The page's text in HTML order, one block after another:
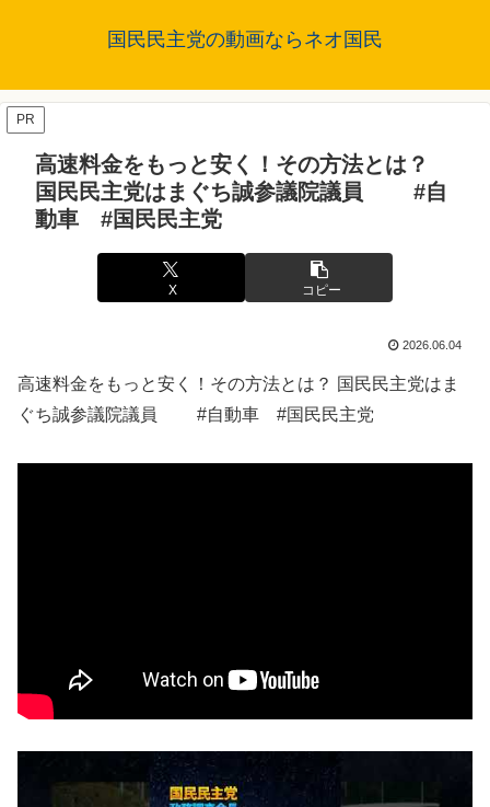
国民民主党の動画ならネオ国民
PR
高速料金をもっと安く！その方法とは？
国民民主党はまぐち誠参議院議員 #自
動車 #国民民主党
X コピー
2026.06.04
高速料金をもっと安く！その方法とは？ 国民民主党はま
ぐち誠参議院議員 #自動車 #国民民主党